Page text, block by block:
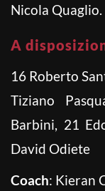
Nicola Quaglio.
A
16 Roberto
Tiziano
Barbini, 21
David Odiete
Coach: Kieran